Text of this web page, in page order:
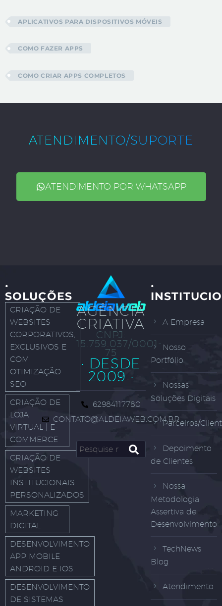
APLICATIVOS PARA DISPOSITIVOS MÓVEIS
COMO FAZER APPS
COMO CRIAR APPS COMPLETOS
ATENDIMENTO/SUPORTE
ATENDIMENTO POR WHATSAPP
·
SOLUÇÕES
CRIAÇÃO DE
WEBSITES
CORPORATIVOS,
EXCLUSIVOS E
COM
OTIMIZAÇÃO
SEO
CRIAÇÃO DE
LOJA
VIRTUAL | E-
COMMERCE
CRIAÇÃO DE
WEBSITES
INSTITUCIONAIS
PERSONALIZADOS
MARKETING
DIGITAL
DESENVOLVIMENTO
APP MOBILE
ANDROID E IOS
DESENVOLVIMENTO
DE SISTEMAS
AGÊNCIA
CRIATIVA
CNPJ:
15.759.037/0001-
75
· DESDE
2009 ·
62984117780
CONTATO@ALDEIAWEB.COM.BR
·
A Empresa
Nosso
Portfólio
Nossas
Soluções Digitais
Parceiros/
Depoimento
de Clientes
Nossa
Metodologia
Assertiva de
Desenvolvimento
TechNews
Blog
Atendimento